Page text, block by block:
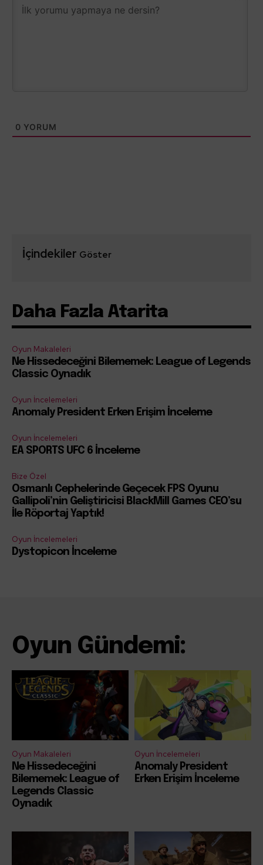
0 YORUM
İçindekiler Göster
Daha Fazla Atarita
Oyun Makaleleri
Ne Hissedeceğini Bilememek: League of Legends
Classic Oynadık
Oyun İncelemeleri
Anomaly President Erken Erişim İnceleme
Oyun İncelemeleri
EA SPORTS UFC 6 İnceleme
Bize Özel
Osmanlı Cephelerinde Geçecek FPS Oyunu
Gallipoli’nin Geliştiricisi BlackMill Games CEO’su
İle Röportaj Yaptık!
Oyun İncelemeleri
Dystopicon İnceleme
Oyun Gündemi:
Oyun Makaleleri
Ne Hissedeceğini
Bilememek: League of
Legends Classic
Oynadık
Oyun İncelemeleri
Anomaly President
Erken Erişim İnceleme